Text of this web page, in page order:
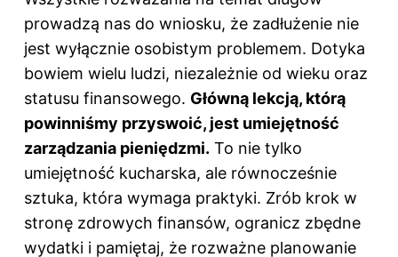
prowadzą nas do wniosku, że zadłużenie nie
jest wyłącznie osobistym problemem. Dotyka
bowiem wielu ludzi, niezależnie od wieku oraz
statusu finansowego. Główną lekcją, którą
powinniśmy przyswoić, jest umiejętność
zarządzania pieniędzmi. To nie tylko
umiejętność kucharska, ale równocześnie
sztuka, która wymaga praktyki. Zrób krok w
stronę zdrowych finansów, ogranicz zbędne
wydatki i pamiętaj, że rozważne planowanie